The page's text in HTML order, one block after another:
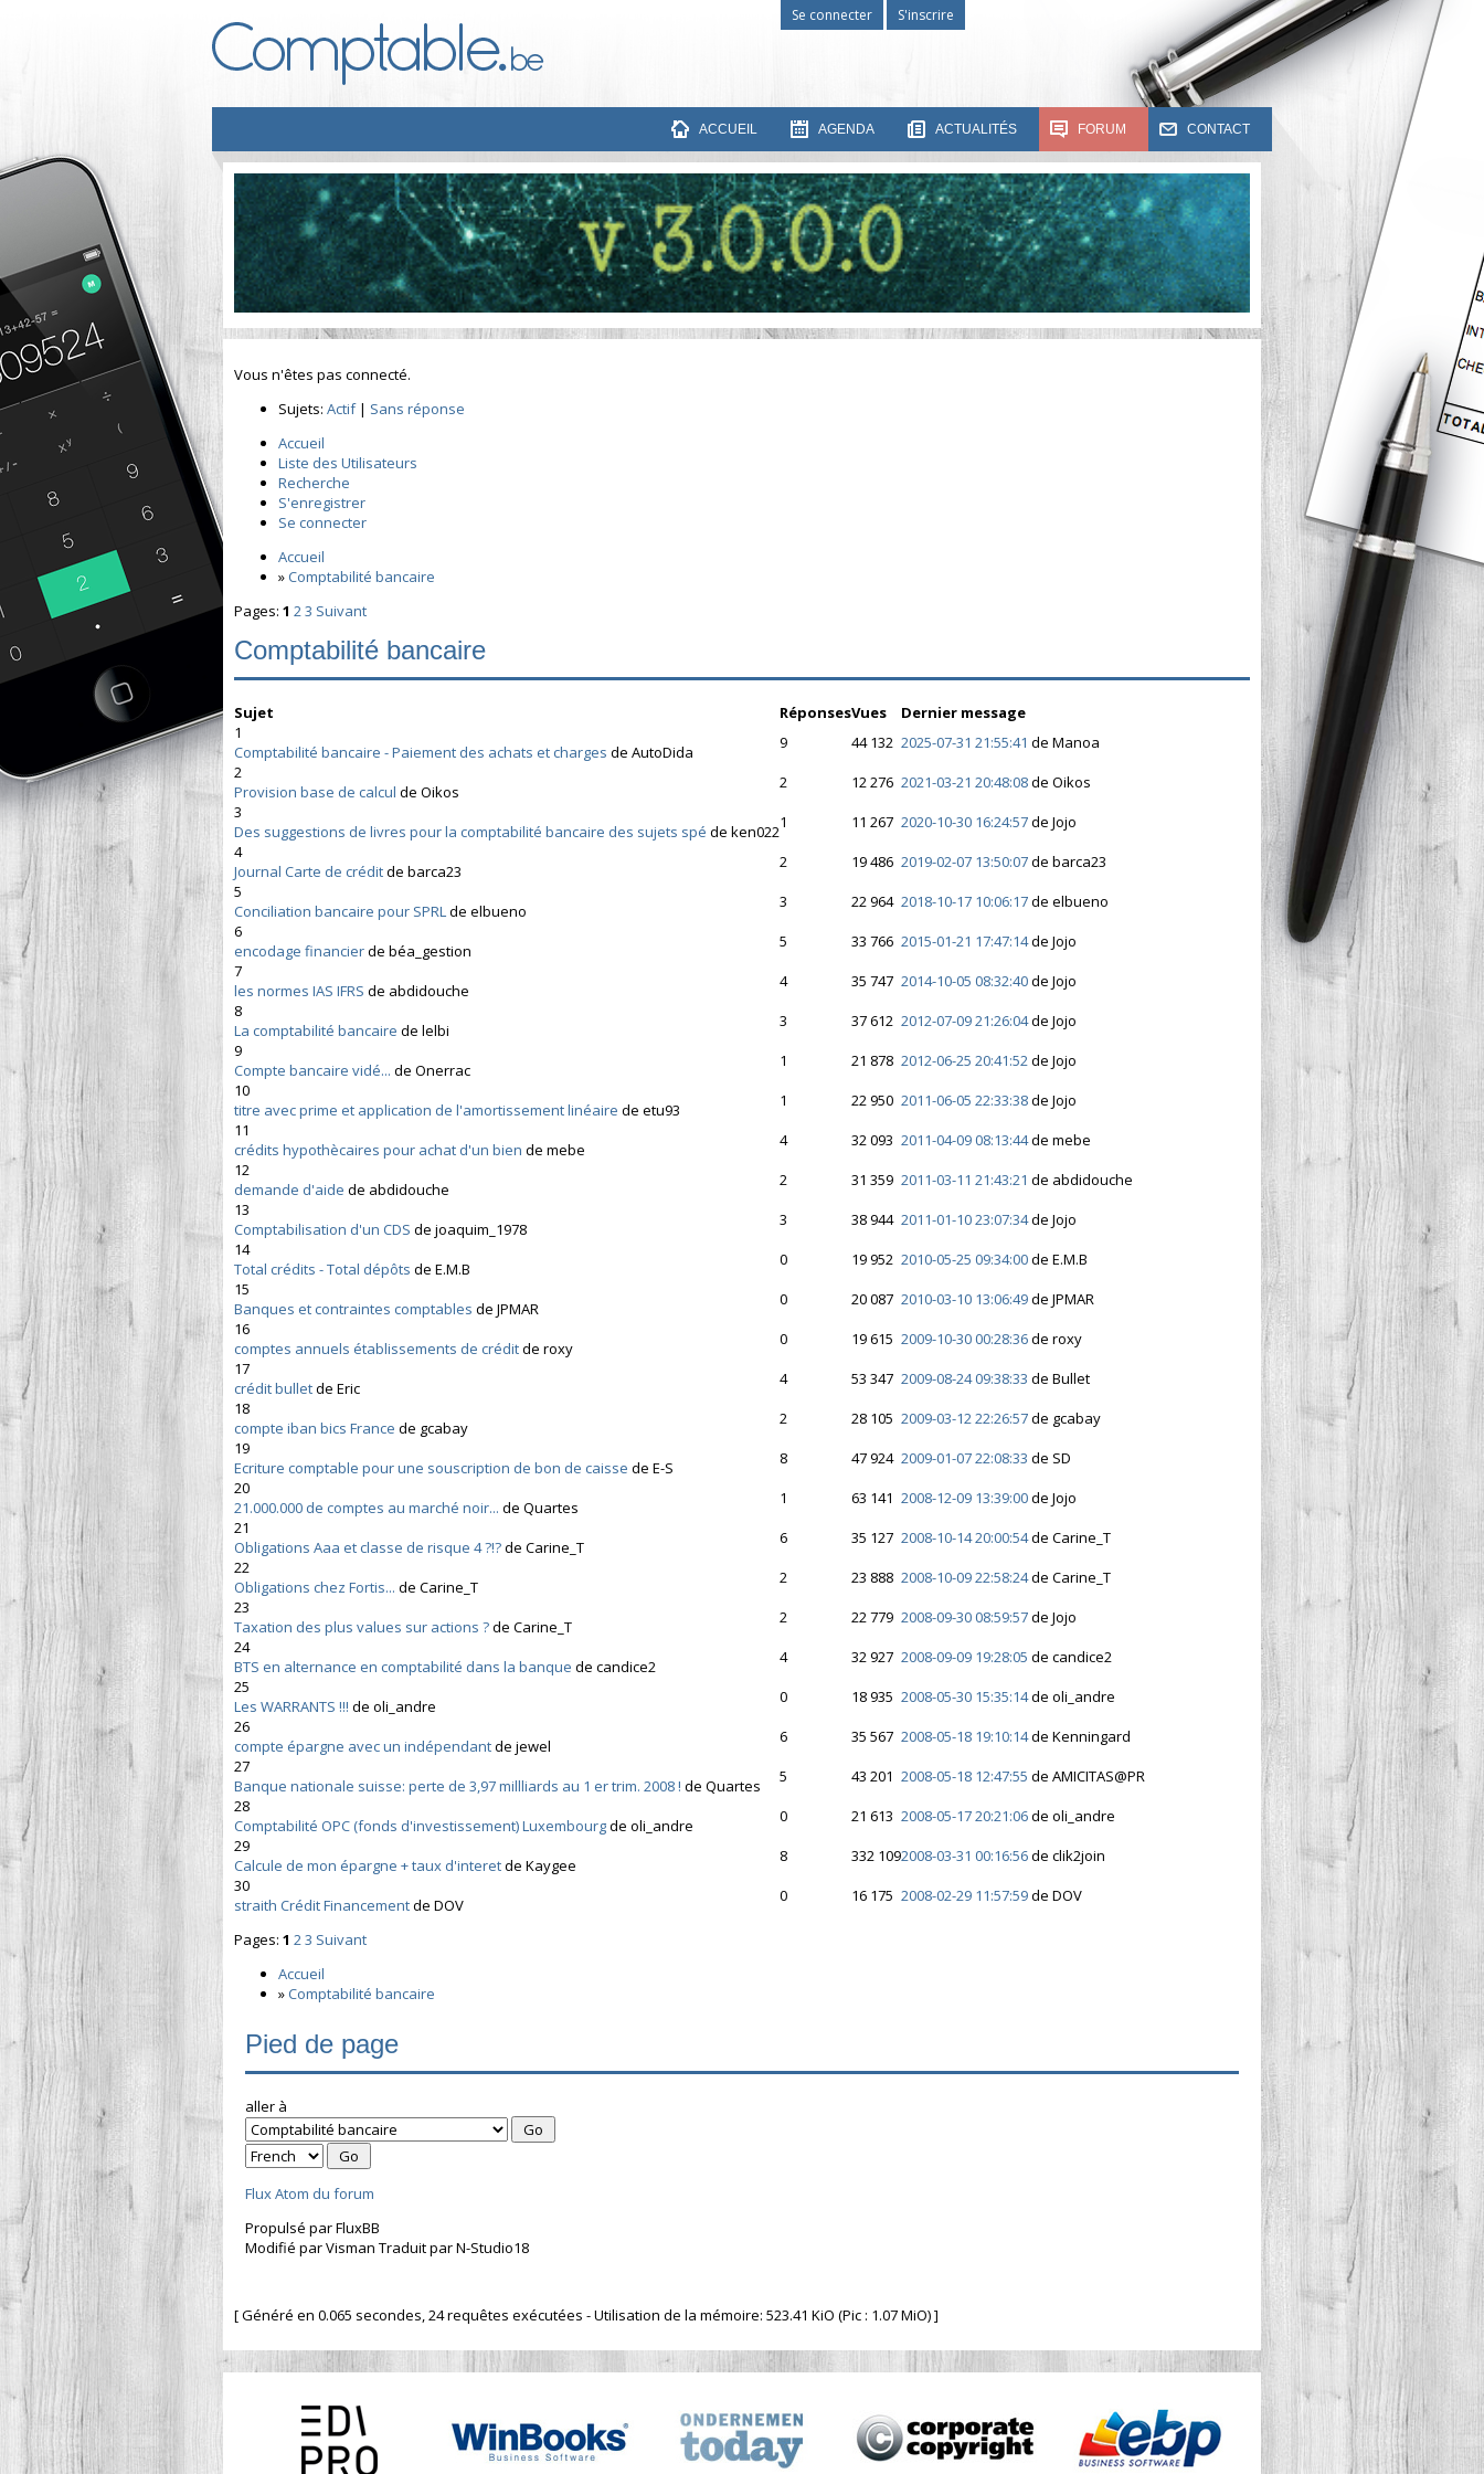
ACCUEIL AGENDA ACTUALITÉS FORUM CONTACT
Se connecter S'inscrire
Vous n'êtes pas connecté.
Sujets: Actif| Sans réponse
Accueil
Liste des Utilisateurs
Recherche
S'enregistrer
Se connecter
Accueil
»Comptabilité bancaire
Pages: 1 23 Suivant
Comptabilité bancaire
Sujet RéponsesVues
Dernier message
1
Comptabilité bancaire - Paiement des achats et charges de AutoDida 9 44 132 2025-07-31 21:55:41 de Manoa
2
Provision base de calcul de Oikos 2 12 276 2021-03-21 20:48:08de Oikos
3
Des suggestions de livres pour la comptabilité bancaire des sujets spé de ken0221 11 267 2020-10-30 16:24:57de Jojo
4
Journal Carte de créditde barca23 2 19 486 2019-02-07 13:50:07de barca23
5
Conciliation bancaire pour SPRLde elbueno 3 22 964 2018-10-17 10:06:17de elbueno
6
encodage financierde béa_gestion 5 33 766 2015-01-21 17:47:14de Jojo
7
les normes IAS IFRS de abdidouche 4 35 747 2014-10-05 08:32:40de Jojo
8
La comptabilité bancaire de lelbi 3 37 612 2012-07-09 21:26:04de Jojo
9
Compte bancaire vidé... de Onerrac 1 21 878 2012-06-25 20:41:52de Jojo
10
titre avec prime et application de l'amortissement linéaire de etu93 1 22 950 2011-06-05 22:33:38de Jojo
11
crédits hypothècaires pour achat d'un bien de mebe 4 32 093 2011-04-09 08:13:44de mebe
12
demande d'aide de abdidouche 2 31 359 2011-03-11 21:43:21 de abdidouche
13
Comptabilisation d'un CDS de joaquim_1978 3 38 944 2011-01-10 23:07:34de Jojo
14
Total crédits - Total dépôts de E.M.B 0 19 952 2010-05-25 09:34:00de E.M.B
15
Banques et contraintes comptables de JPMAR 0 20 087 2010-03-10 13:06:49de JPMAR
16
comptes annuels établissements de créditde roxy 0 19 615 2009-10-30 00:28:36de roxy
17
crédit bulletde Eric 4 53 347 2009-08-24 09:38:33 de Bullet
18
compte iban bics France de gcabay 2 28 105 2009-03-12 22:26:57de gcabay
19
Ecriture comptable pour une souscription de bon de caisse de E-S 8 47 924 2009-01-07 22:08:33 de SD
20
21.000.000 de comptes au marché noir... de Quartes 1 63 141 2008-12-09 13:39:00de Jojo
21
Obligations Aaa et classe de risque 4 ?!?de Carine_T 6 35 127 2008-10-14 20:00:54de Carine_T
22
Obligations chez Fortis... de Carine_T 2 23 888 2008-10-09 22:58:24de Carine_T
23
Taxation des plus values sur actions ?de Carine_T 2 22 779 2008-09-30 08:59:57de Jojo
24
BTS en alternance en comptabilité dans la banque de candice2 4 32 927 2008-09-09 19:28:05 de candice2
25
Les WARRANTS !!! de oli_andre 0 18 935 2008-05-30 15:35:14de oli_andre
26
compte épargne avec un indépendantde jewel 6 35 567 2008-05-18 19:10:14de Kenningard
27
Banque nationale suisse: perte de 3,97 millliards au 1 er trim. 2008 ! de Quartes 5 43 201 2008-05-18 12:47:55 de AMICITAS@PR
28
Comptabilité OPC (fonds d'investissement) Luxembourgde oli_andre 0 21 613 2008-05-17 20:21:06de oli_andre
29
Calcule de mon épargne + taux d'interetde Kaygee 8 332 1092008-03-31 00:16:56de clik2join
30
straith Crédit Financementde DOV 0 16 175 2008-02-29 11:57:59de DOV
Pages: 1 23 Suivant
Accueil
»Comptabilité bancaire
Pied de page
aller à
Flux Atom du forum
Propulsé par FluxBB
Modifié par Visman Traduit par N-Studio18
[ Généré en 0.065 secondes, 24 requêtes exécutées - Utilisation de la mémoire: 523.41 KiO (Pic : 1.07 MiO) ]